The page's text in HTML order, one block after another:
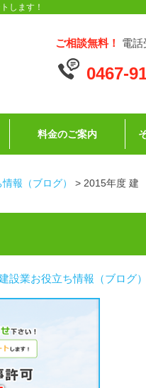
します！
ご相談無料！ 電話
0467-
料金のご案内
報（ブログ） > 2015年度 建
設業お役立ち情報（ブログ）